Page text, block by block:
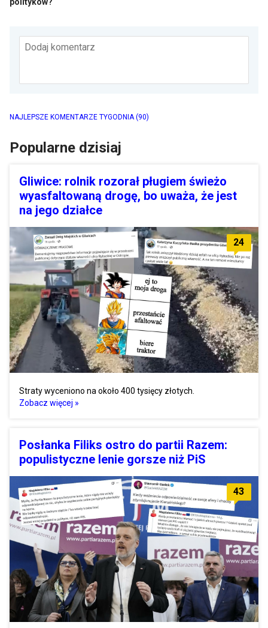
polityków?
Dodaj komentarz
NAJLEPSZE KOMENTARZE TYGODNIA(90)
Popularne dzisiaj
Gliwice: rolnik rozorał pługiem świeżo
wyasfaltowaną drogę, bo uważa, że jest
na jego działce
24
Straty wyceniono na około 400 tysięcy złotych.
Zobacz więcej »
Posłanka Filiks ostro do partii Razem:
populistyczne lenie gorsze niż PiS
43